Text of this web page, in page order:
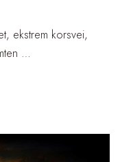
ekstrem korsvei,
…